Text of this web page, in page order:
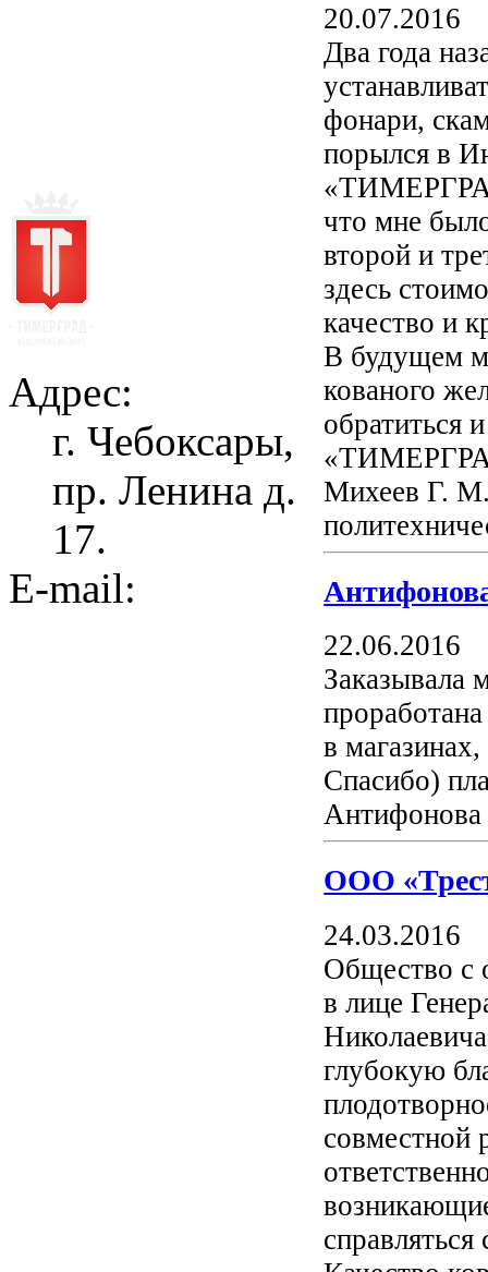
20.07.2016
Два года
фонари,
порылся в
что мне
второй и
здесь
качество и
В будущем
кованого
обратиться
Михеев Г.
22.06.2016
Заказывала
в
Спасибо)
Антифонова
ООО
24.03.2016
Общество с
в лице
глубокую
совместной
Адрес:
г. Чебоксары,
пр. Ленина д.
17.
E-mail: